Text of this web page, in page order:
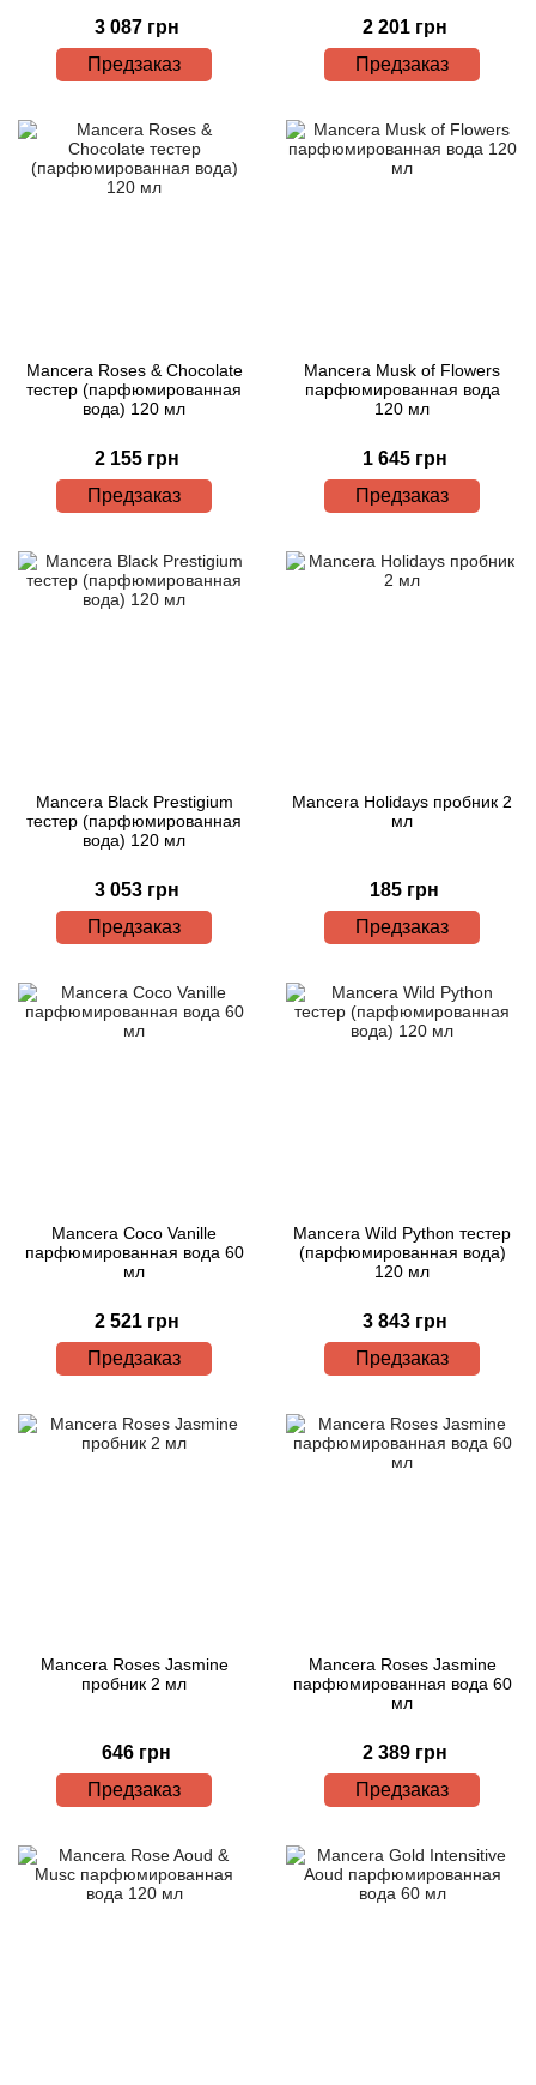
3 087 грн
Предзаказ
2 201 грн
Предзаказ
Mancera Roses & Chocolate
тестер (парфюмированная
вода) 120 мл
2 155 грн
Предзаказ
Mancera Musk of Flowers
парфюмированная вода
120 мл
1 645 грн
Предзаказ
Mancera Black Prestigium
тестер (парфюмированная
вода) 120 мл
3 053 грн
Предзаказ
Mancera Holidays пробник 2
мл
185 грн
Предзаказ
Mancera Coco Vanille
парфюмированная вода 60
мл
2 521 грн
Предзаказ
Mancera Wild Python тестер
(парфюмированная вода)
120 мл
3 843 грн
Предзаказ
Mancera Roses Jasmine
пробник 2 мл
646 грн
Предзаказ
Mancera Roses Jasmine
парфюмированная вода 60
мл
2 389 грн
Предзаказ